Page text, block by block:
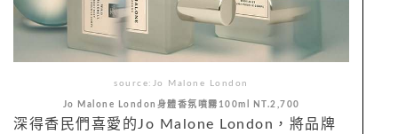
source: Jo Malone London
Jo Malone London身體 香氛 噴霧 100ml NT.2,700
深得香民們喜愛的 Jo Malone London，將品牌